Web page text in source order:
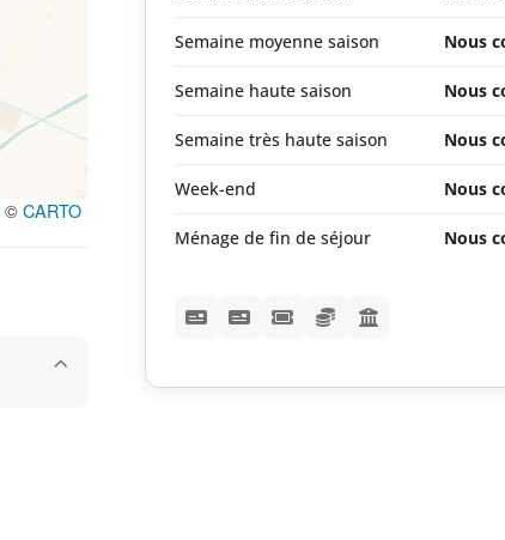
©CARTO
Semaine moyenne saison Nous
Semaine haute saison Nous
Semaine très haute saison Nous
Week-end Nous
Ménage de fin de séjour Nous